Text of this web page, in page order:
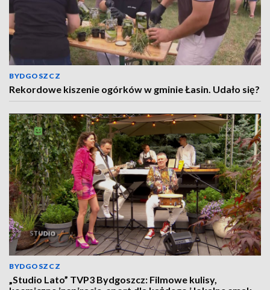
BYDGOSZCZ
Rekordowe kiszenie ogórków w gminie Łasin. Udało się?
BYDGOSZCZ
„Studio Lato” TVP3 Bydgoszcz: Filmowe kulisy,